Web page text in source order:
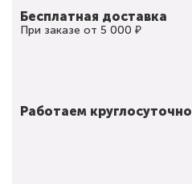
Бесплатная доставка
При заказе от 5 000 ₽
Работаем круглосуточно